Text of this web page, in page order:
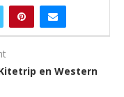
en Western